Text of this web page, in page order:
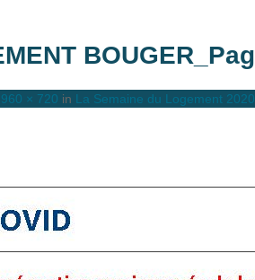
960 × 720 in La Semaine du Logement